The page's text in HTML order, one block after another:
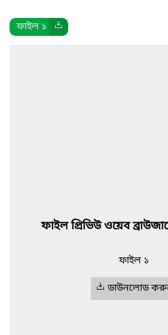
ফাইল ১
ফাইল প্রিভিউ ওয়েব
ফাইল ১
ডাউনলোড